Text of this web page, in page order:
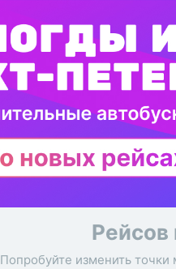
Рейсов
Попробуйте изменить